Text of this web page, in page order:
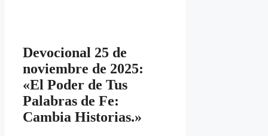
Devocional 25 de
noviembre de 2025:
«El Poder de Tus
Palabras de Fe:
Cambia Historias.»